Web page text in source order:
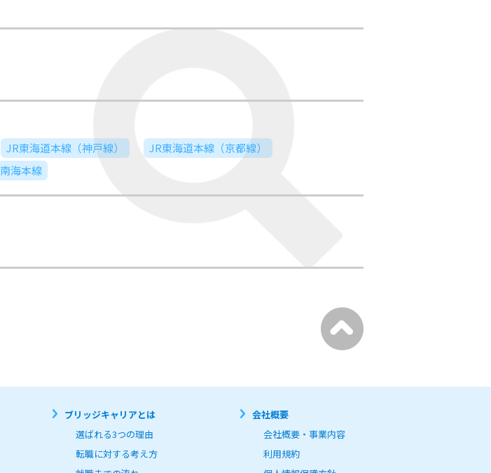
JR東海道本線（神戸線）
JR東海道本線（京都線）
南海本線
ブリッジキャリアとは
選ばれる3つの理由
転職に対する考え方
会社概要
会社概要・事業内容
利用規約